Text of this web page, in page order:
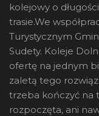
kolejowy o
trasie.We
Turystycznym
Sudety. Koleje
ofertę na jednym
zaletą tego
trzeba kończyć na
rozpoczęta, ani